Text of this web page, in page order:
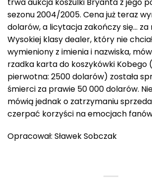
sezonu 2004/2005. Cena już teraz
dolarów, a licytacja zakończy się… za
Wysokiej klasy dealer, który nie
wymieniony z imienia i nazwiska,
rzadka karta do koszykówki Kobego
pierwotna: 2500 dolarów) została
śmierci za prawie 50 000 dolarów.
mówią jednak o zatrzymaniu
czerpać korzyści na emocjach
Opracował: Sławek Sobczak